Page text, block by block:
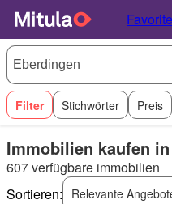
Filter Stichwörter Preis
Immobilien kaufen
607 verfügbare immobilien
Sortieren:
Relevante